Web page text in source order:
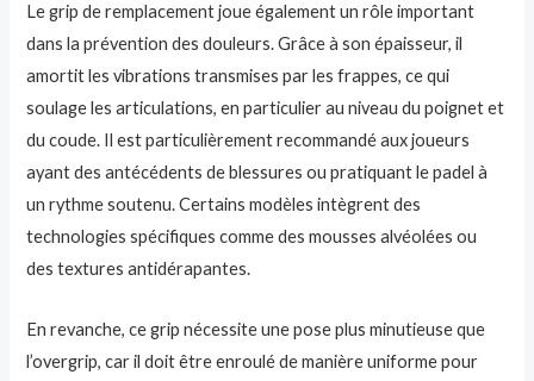
Le grip de remplacement joue également un rôle important
dans la prévention des douleurs. Grâce à son épaisseur, il
amortit les vibrations transmises par les frappes, ce qui
soulage les articulations, en particulier au niveau du poignet et
du coude. Il est particulièrement recommandé aux joueurs
ayant des antécédents de blessures ou pratiquant le padel à
un rythme soutenu. Certains modèles intègrent des
technologies spécifiques comme des mousses alvéolées ou
des textures antidérapantes.
En revanche, ce grip nécessite une pose plus minutieuse que
l’overgrip, car il doit être enroulé de manière uniforme pour